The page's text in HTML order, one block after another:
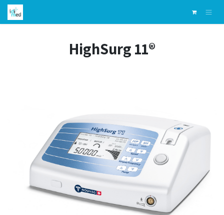
Skip to Content
HighSurg 11®